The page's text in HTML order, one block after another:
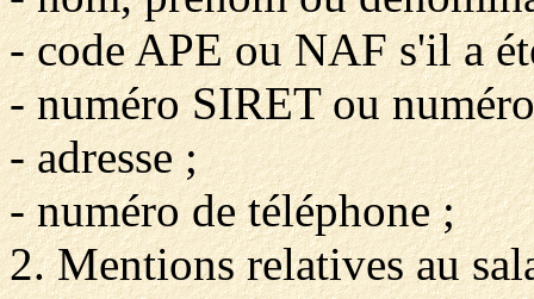
- code APE ou NAF s'il a
- numéro SIRET ou
- adresse ;
- numéro de téléphone ;
2. Mentions relatives au